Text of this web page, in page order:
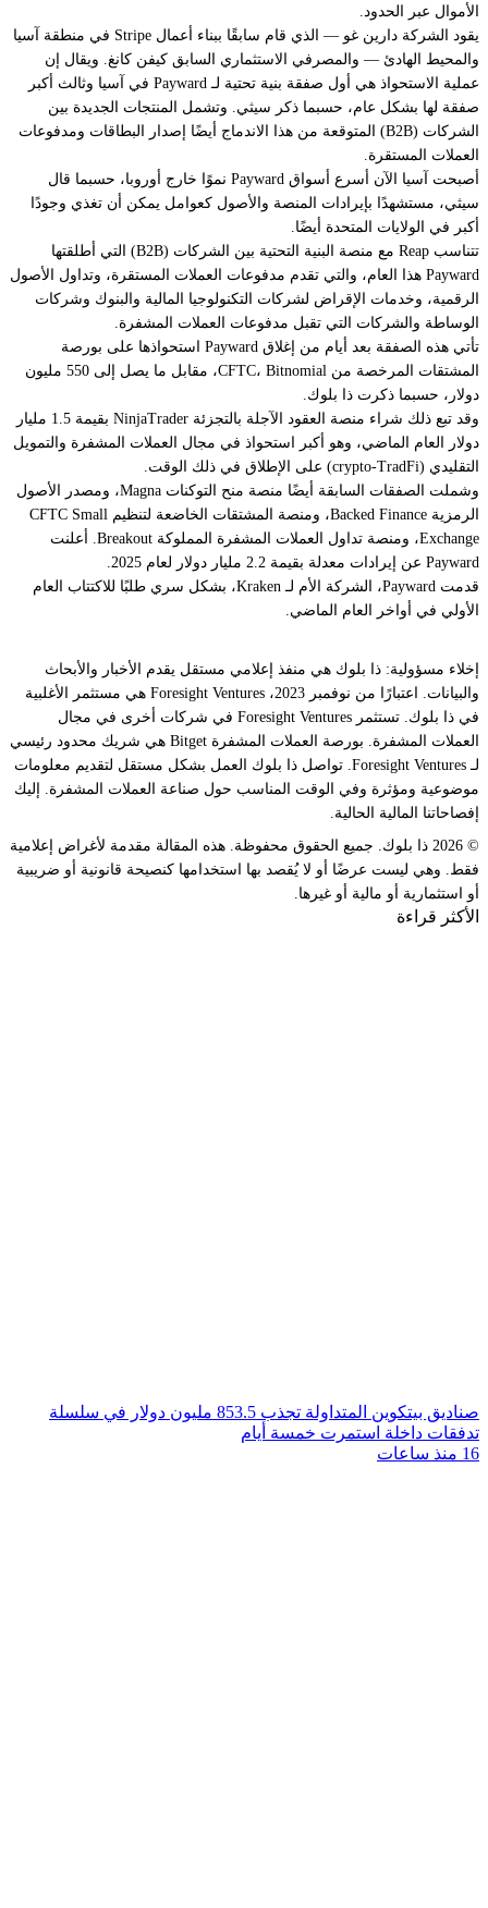
الأموال عبر الحدود.
يقود الشركة دارين غو — الذي قام سابقًا ببناء أعمال Stripe في منطقة آسيا
والمحيط الهادئ — والمصرفي الاستثماري السابق كيفن كانغ. ويقال إن
عملية الاستحواذ هي أول صفقة بنية تحتية لـ Payward في آسيا وثالث أكبر
صفقة لها بشكل عام، حسبما ذكر سيثي. وتشمل المنتجات الجديدة بين
الشركات (B2B) المتوقعة من هذا الاندماج أيضًا إصدار البطاقات ومدفوعات
العملات المستقرة.
أصبحت آسيا الآن أسرع أسواق Payward نموًا خارج أوروبا، حسبما قال
سيثي، مستشهدًا بإيرادات المنصة والأصول كعوامل يمكن أن تغذي وجودًا
أكبر في الولايات المتحدة أيضًا.
تتناسب Reap مع منصة البنية التحتية بين الشركات (B2B) التي أطلقتها
Payward هذا العام، والتي تقدم مدفوعات العملات المستقرة، وتداول الأصول
الرقمية، وخدمات الإقراض لشركات التكنولوجيا المالية والبنوك وشركات
الوساطة والشركات التي تقبل مدفوعات العملات المشفرة.
تأتي هذه الصفقة بعد أيام من إغلاق Payward استحواذها على بورصة
المشتقات المرخصة من CFTC، Bitnomial، مقابل ما يصل إلى 550 مليون
دولار، حسبما ذكرت ذا بلوك.
وقد تبع ذلك شراء منصة العقود الآجلة بالتجزئة NinjaTrader بقيمة 1.5 مليار
دولار العام الماضي، وهو أكبر استحواذ في مجال العملات المشفرة والتمويل
التقليدي (crypto-TradFi) على الإطلاق في ذلك الوقت.
وشملت الصفقات السابقة أيضًا منصة منح التوكنات Magna، ومصدر الأصول
الرمزية Backed Finance، ومنصة المشتقات الخاضعة لتنظيم CFTC Small
Exchange، ومنصة تداول العملات المشفرة المملوكة Breakout. أعلنت
Payward عن إيرادات معدلة بقيمة 2.2 مليار دولار لعام 2025.
قدمت Payward، الشركة الأم لـ Kraken، بشكل سري طلبًا للاكتتاب العام
الأولي في أواخر العام الماضي.
إخلاء مسؤولية: ذا بلوك هي منفذ إعلامي مستقل يقدم الأخبار والأبحاث
والبيانات. اعتبارًا من نوفمبر 2023، Foresight Ventures هي مستثمر الأغلبية
في ذا بلوك. تستثمر Foresight Ventures في شركات أخرى في مجال
العملات المشفرة. بورصة العملات المشفرة Bitget هي شريك محدود رئيسي
لـ Foresight Ventures. تواصل ذا بلوك العمل بشكل مستقل لتقديم معلومات
موضوعية ومؤثرة وفي الوقت المناسب حول صناعة العملات المشفرة. إليك
إفصاحاتنا المالية الحالية.
© 2026 ذا بلوك. جميع الحقوق محفوظة. هذه المقالة مقدمة لأغراض إعلامية
فقط. وهي ليست عرضًا أو لا يُقصد بها استخدامها كنصيحة قانونية أو ضريبية
أو استثمارية أو مالية أو غيرها.
الأكثر قراءة
صناديق بيتكوين المتداولة تجذب 853.5 مليون دولار في سلسلة
تدفقات داخلة استمرت خمسة أيام
16 منذ ساعات